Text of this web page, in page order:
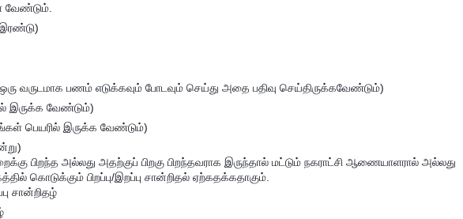
இரண்டு)
வருடமாக பணம் எடுக்கவும் போடவும் செய்து அதை பதிவு செய்திருக்கவேண்டும்)
இருக்க வேண்டும்)
பெயரில் இருக்க வேண்டும்)
பிறந்த அல்லது அதற்குப் பிறகு பிறந்தவராக இருந்தால் மட்டும் நகராட்சி ஆணையாளரால் அல்லது
கொடுக்கும் பிறப்பு/இறப்பு சான்றிதல் ஏற்கதக்கதாகும்.
சான்றிதழ்